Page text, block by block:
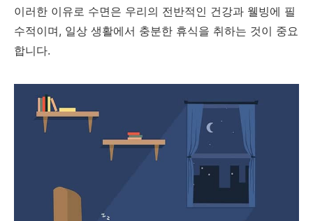
이러한 이유로 수면은 우리의 전반적인 건강과 웰빙에 필
수적이며, 일상 생활에서 충분한 휴식을 취하는 것이 중요
합니다.